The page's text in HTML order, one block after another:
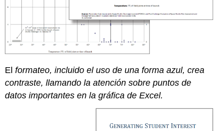
Elformateo, incluido el uso de una forma azul, crea
contraste, llamando la atención sobre puntos de
datos importantes en la gráfica de Excel.